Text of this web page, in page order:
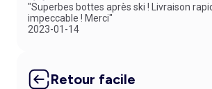
"Superbes bottes après ski ! Livraison
impeccable ! Merci"
2023-01-14
Retour facile